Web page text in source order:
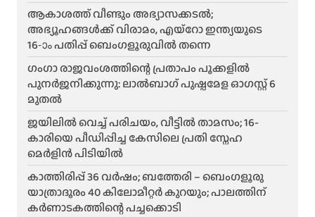
ആകാശത്ത് വീണ്ടും അഭ്യാസക്കടൽ;
അഭ്യൂഹങ്ങൾക്ക് വിരാമം, എയ്റോ ഇന്ത്യയുടെ
16-ാം പതിപ്പ് ബെംഗളൂരുവിൽ തന്നെ
ഗംഗാ രാജവംശത്തിന്റെ പ്രതാപം പൂക്കളിൽ
പുനർജനിക്കുന്നു: ലാൽബാഗ് പുഷ്പമേള ഓഗസ്റ്റ് 6
മുതൽ
ജയിലിൽ വെച്ച് പരിചയം, വീട്ടിൽ താമസം; 16-
കാരിയെ പീഡിപ്പിച്ച കേസിലെ പ്രതി സ്നേഹ
മെർളിൻ പിടിയിൽ
കാത്തിരിപ്പ് 36 വർഷം; ബത്തേരി – ബെംഗളൂരു
യാത്രാദൂരം 40 കിലോമീറ്റർ കുറയും; പാലത്തിന്
കർണാടകത്തിന്റെ പച്ചക്കൊടി